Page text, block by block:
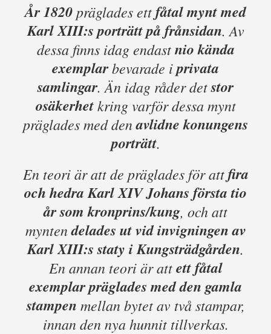
År 1820 präglades ettfåtal mynt med
Karl XIII:s porträtt på frånsidan. Av
dessa finns idag endastnio kända
exemplarbevarade iprivata
samlingar. Än idag råder detstor
osäkerhetkring varför dessa mynt
präglades med denavlidne konungens
porträtt.
En teori är att de präglades för attfira
och hedra Karl XIV Johans första tio
år som kronprins/kung, och att
myntendelades ut vid invigningen av
Karl XIII:s staty i Kungsträdgården.
En annan teori är attett fåtal
exemplar präglades med den gamla
stampen mellan bytet av två stampar,
innan den nya hunnit tillverkas.